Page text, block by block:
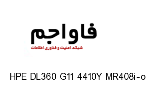
HPE DL360 G11 4410Y MR408i-